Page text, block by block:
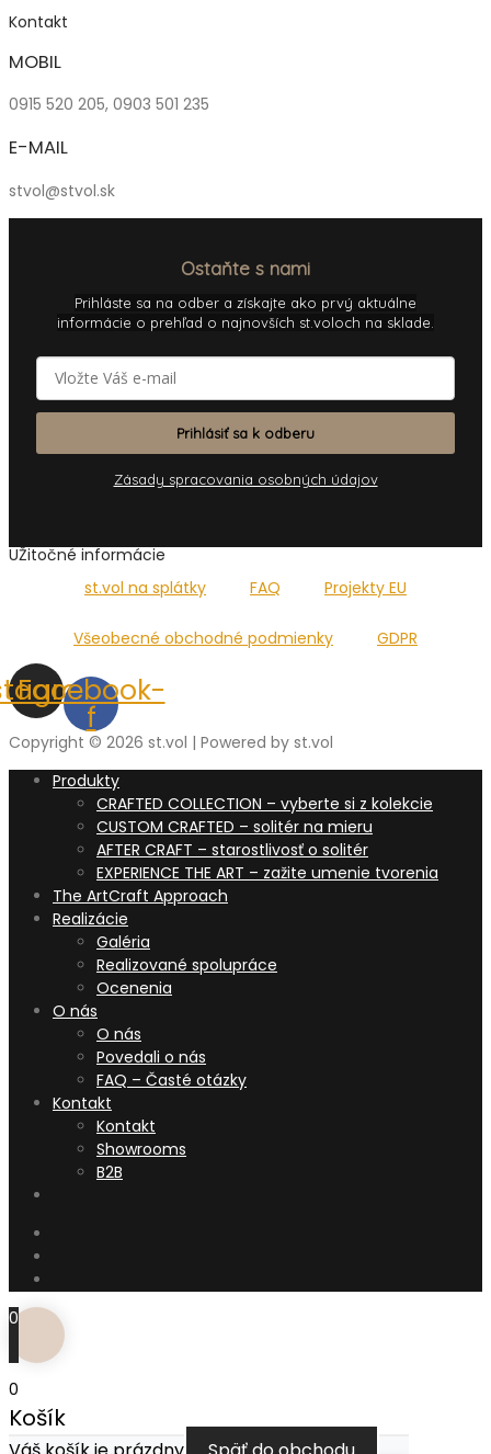
Kontakt
MOBIL
0915 520 205, 0903 501 235
E-MAIL
stvol@stvol.sk
Ostaňte s nami
Prihláste sa na odber a získajte ako prvý aktuálne
informácie o prehľad o najnovších st.voloch na sklade.
Prihlásiť sa k odberu
Zásady spracovania osobných údajov
UŽitočné informácie
st.vol na splátky
FAQ Projekty EU
Všeobecné obchodné podmienky GDPR
Facebook-
f
Copyright © 2026 st.vol | Powered by st.vol
Produkty
CRAFTED COLLECTION – vyberte si z kolekcie
CUSTOM CRAFTED – solitér na mieru
AFTER CRAFT – starostlivosť o solitér
EXPERIENCE THE ART – zažite umenie tvorenia
The ArtCraft Approach
Realizácie
Galéria
Realizované spolupráce
Ocenenia
O nás
O nás
Povedali o nás
FAQ – Časté otázky
Kontakt
Kontakt
Showrooms
B2B
0
0
Košík